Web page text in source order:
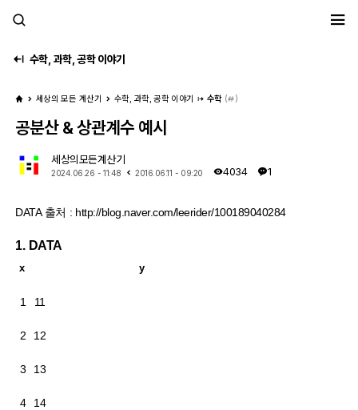
수학, 과학, 공학 이야기
세상의 모든 계산기 수학, 과학, 공학 이야기 수학 ( )
공분산 & 상관계수 예시
세상의모든계산기
2024.06.26 - 11:48 2016.06.11 - 09:20 4034 1
DATA 출처 : http://blog.naver.com/leerider/100189040284
1. DATA
x y
1 11
2 12
3 13
4 14